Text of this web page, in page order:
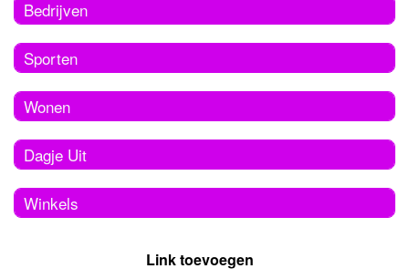
Bedrijven
Sporten
Wonen
Dagje Uit
Winkels
Link toevoegen